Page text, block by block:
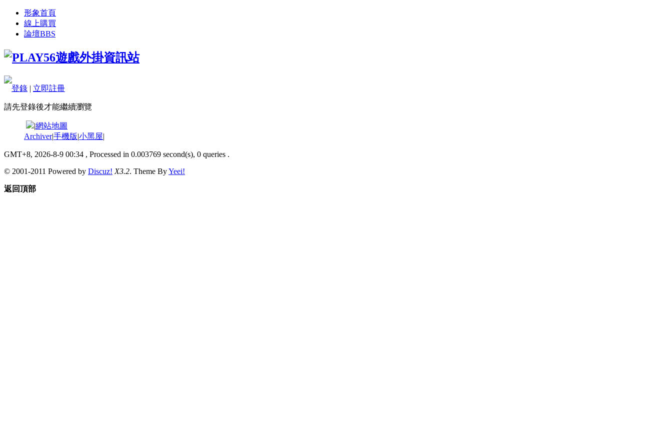
形象首頁
線上購買
論壇BBS
登錄 | 立即註冊
請先登錄後才能繼續瀏覽
|網站地圖
Archiver|手機版|小黑屋|
GMT+8, 2026-8-9 00:34 , Processed in 0.003769 second(s), 0 queries .
© 2001-2011 Powered by Discuz! X3.2. Theme ByYeei!
返回頂部